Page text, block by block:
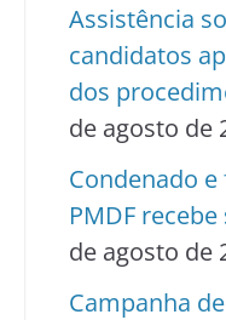
Assistência
candidatos
dos
de agosto de
Condenado
PMDF
de agosto de
Campanha